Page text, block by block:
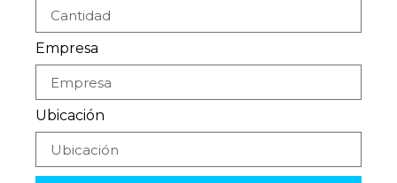
Empresa
Ubicación